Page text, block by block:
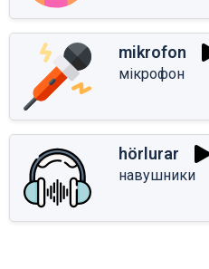
mikrofon
мікрофон
hörlurar
навушники